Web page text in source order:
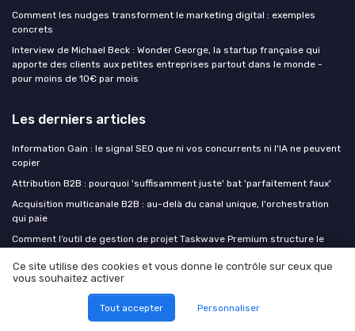
Comment les nudges transforment le marketing digital : exemples
concrets
Interview de Michael Beck : Wonder George, la startup française qui
apporte des clients aux petites entreprises partout dans le monde -
pour moins de 10€ par mois
Les derniers articles
Information Gain : le signal SEO que ni vos concurrents ni l'IA ne peuvent
copier
Attribution B2B : pourquoi 'suffisamment juste' bat 'parfaitement faux'
Acquisition multicanale B2B : au-delà du canal unique, l'orchestration
qui paie
Comment l’outil de gestion de projet Taskwave Premium structure le
Formuler une single minded proposition puissante pour un marketing de
Ce site utilise des cookies et vous donne le contrôle sur ceux que
vous souhaitez activer
Tout accepter Personnaliser